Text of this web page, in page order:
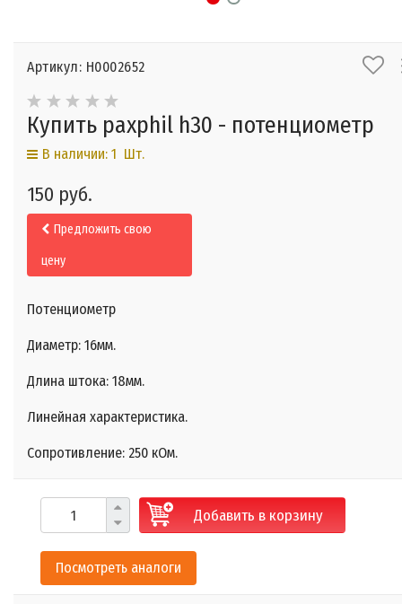
Артикул: Н0002652
Купить paxphil h30 - потенциометр
В наличии: 1 Шт.
150 руб.
Предложить свою
цену
Потенциометр
Диаметр: 16мм.
Длина штока: 18мм.
Линейная характеристика.
Сопротивление: 250 кОм.
Добавить в корзину
Посмотреть аналоги